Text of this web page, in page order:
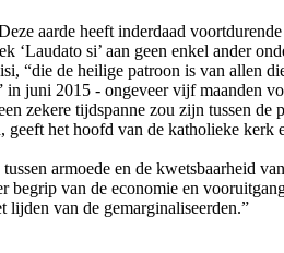
aarde heeft inderdaad
‘Laudato si’ aan geen enkel ander
“die de heilige patroon is van allen
juni 2015 - ongeveer vijf maanden
zekere tijdspanne zou zijn tussen
het hoofd van de katholieke kerk
armoede en de kwetsbaarheid
van de economie en
lijden van de gemarginaliseerden.”